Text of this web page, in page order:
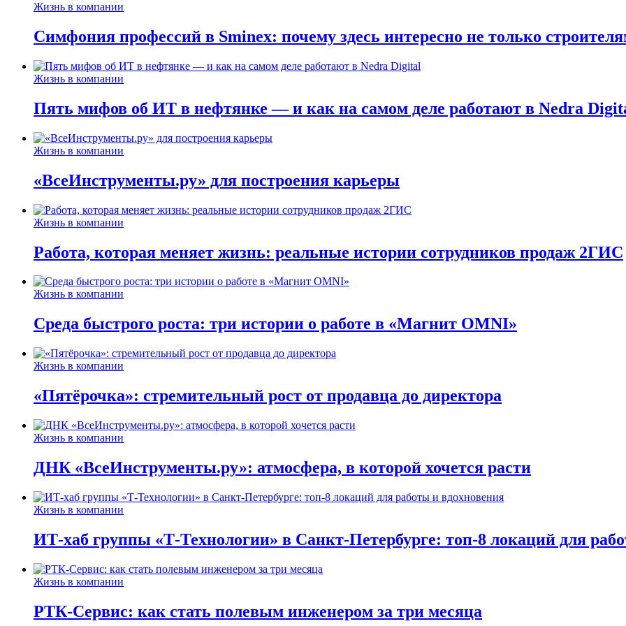
Жизнь в компании
Симфония профессий в Sminex: почему здесь интересно не только
Жизнь в компании
Пять мифов об ИТ в нефтянке — и как на самом деле работают в Nedra
Жизнь в компании
«ВсеИнструменты.ру» для построения карьеры
Жизнь в компании
Работа, которая меняет жизнь: реальные истории сотрудников продаж 2ГИС
Жизнь в компании
Среда быстрого роста: три истории о работе в «Магнит OMNI»
Жизнь в компании
«Пятёрочка»: стремительный рост от продавца до директора
Жизнь в компании
ДНК «ВсеИнструменты.ру»: атмосфера, в которой хочется расти
Жизнь в компании
ИТ-хаб группы «Т-Технологии» в Санкт-Петербурге: топ-8 локаций для
Жизнь в компании
РТК-Сервис: как стать полевым инженером за три месяца